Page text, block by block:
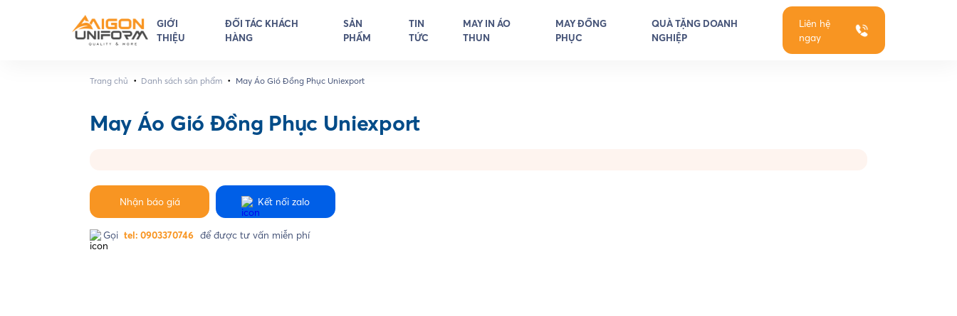
GIỚI
THIỆU
ĐỐI TÁC KHÁCH
HÀNG
SẢN
PHẨM
TIN
TỨC
MAY IN ÁO
THUN
MAY ĐỒNG
PHỤC
QUÀ TẶNG DOANH
NGHIỆP
Liên hệ
ngay
Trang chủ • Danh sách sản phẩm • May Áo Gió Đồng Phục Uniexport
May Áo Gió Đồng Phục Uniexport
Nhận báo giá Kết nối zalo
Gọi tel: 0903370746 để được tư vấn miễn phí